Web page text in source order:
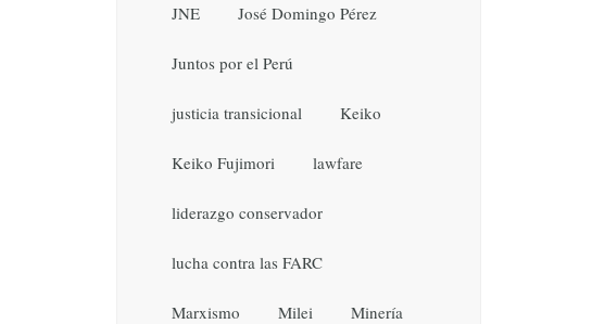
JNE José Domingo Pérez
Juntos por el Perú
justicia transicional Keiko
Keiko Fujimori lawfare
liderazgo conservador
lucha contra las FARC
Marxismo Milei Minería